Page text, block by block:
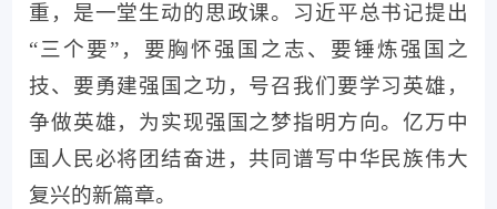
重，是一堂生动的思政课。习近平总书记提出
“三个要”，要胸怀强国之志、要锤炼强国之
技、要勇建强国之功，号召我们要学习英雄，
争做英雄，为实现强国之梦指明方向。亿万中
国人民必将团结奋进，共同谱写中华民族伟大
复兴的新篇章。